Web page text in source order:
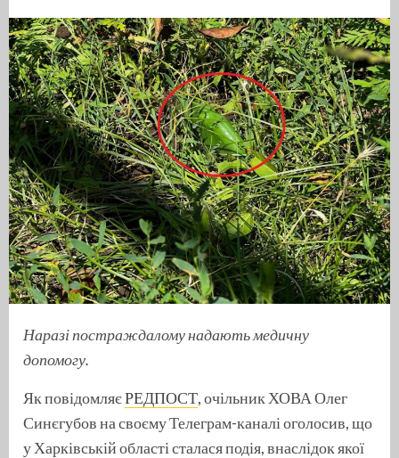
Наразі постраждалому надають медичну
допомогу.
Як повідомляєРЕДПОСТ, очільник ХОВА Олег
Синєгубов на своєму Телеграм-каналі оголосив, що
у Харківській області сталася подія, внаслідок якої